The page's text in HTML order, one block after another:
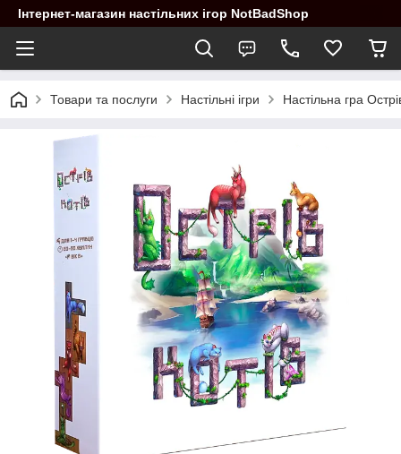
Інтернет-магазин настільних ігор NotBadShop
Товари та послуги Настільні ігри Настільна гра